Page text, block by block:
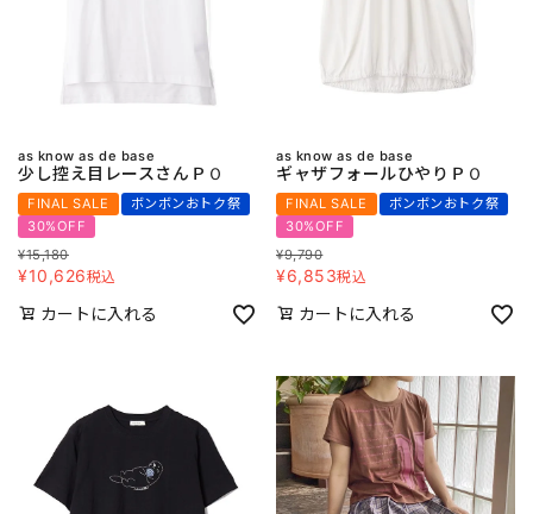
as know as de base
少し控え目レースさんＰＯ
FINAL SALE
ボンボンおトク祭
30%OFF
¥15,180
¥10,626税込
カートに入れる
as know as de base
ギャザフォールひやりＰＯ
FINAL SALE
ボンボンおトク祭
30%OFF
¥9,790
¥6,853税込
カートに入れる